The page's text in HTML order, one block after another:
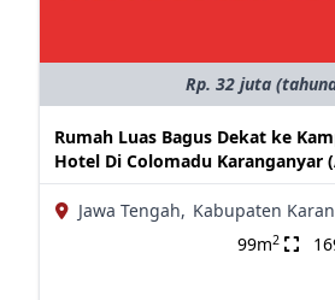
Rp. 32 juta
Rumah Luas Bagus Dekat ke
Hotel Di Colomadu Karanganyar
Jawa Tengah, Kabupaten
99m2